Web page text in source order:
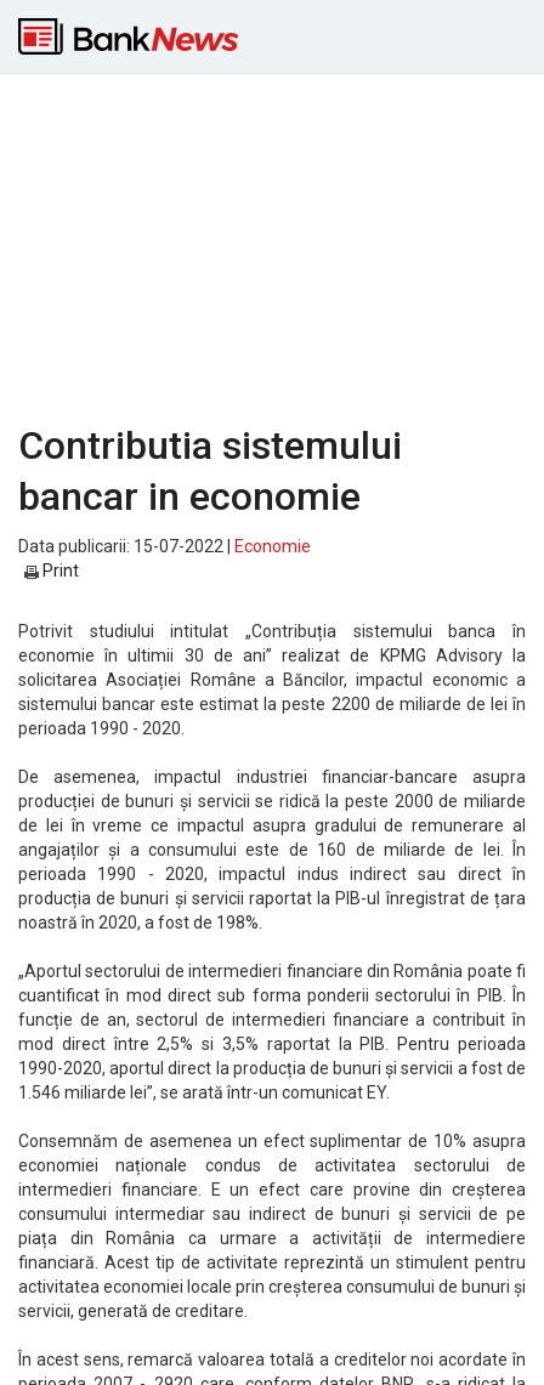
Contributia sistemului
bancar in economie
Data publicarii: 15-07-2022 |
Economie
Print
Potrivit studiului intitulat „Contribuția sistemului banca în
economie în ultimii 30 de ani” realizat de KPMG Advisory la
solicitarea Asociației Române a Băncilor, impactul economic a
sistemului bancar este estimat la peste 2200 de miliarde de lei în
perioada 1990 - 2020.
De asemenea, impactul industriei financiar-bancare asupra
producției de bunuri și servicii se ridică la peste 2000 de miliarde
de lei în vreme ce impactul asupra gradului de remunerare al
angajaților și a consumului este de 160 de miliarde de lei. În
perioada 1990 - 2020, impactul indus indirect sau direct în
producția de bunuri și servicii raportat la PIB-ul înregistrat de țara
noastră în 2020, a fost de 198%.
„Aportul sectorului de intermedieri financiare din România poate fi
cuantificat în mod direct sub forma ponderii sectorului în PIB. În
funcție de an, sectorul de intermedieri financiare a contribuit în
mod direct între 2,5% si 3,5% raportat la PIB. Pentru perioada
1990-2020, aportul direct la producția de bunuri și servicii a fost de
1.546 miliarde lei”, se arată într-un comunicat EY.
Consemnăm de asemenea un efect suplimentar de 10% asupra
economiei naționale condus de activitatea sectorului de
intermedieri financiare. E un efect care provine din creșterea
consumului intermediar sau indirect de bunuri și servicii de pe
piața din România ca urmare a activității de intermediere
financiară. Acest tip de activitate reprezintă un stimulent pentru
activitatea economiei locale prin creșterea consumului de bunuri și
servicii, generată de creditare.
În acest sens, remarcă valoarea totală a creditelor noi acordate în